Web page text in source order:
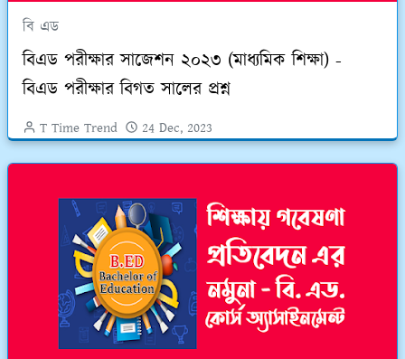
বি এড
বিএড পরীক্ষার সাজেশন ২০২৩ (মাধ্যমিক শিক্ষা) -
বিএড পরীক্ষার বিগত সালের প্রশ্ন
T Time Trend 24 Dec, 2023